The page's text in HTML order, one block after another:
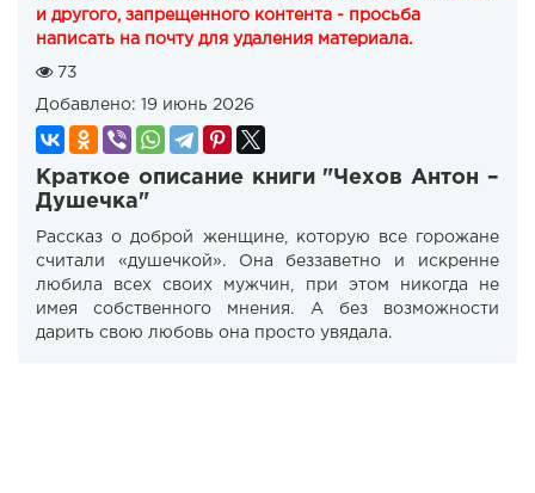
и другого, запрещенного контента - просьба
написать на почту для удаления материала.
73
Добавлено: 19 июнь 2026
Краткое описание книги "Чехов Антон –
Душечка"
Рассказ о доброй женщине, которую все горожане
считали «душечкой». Она беззаветно и искренне
любила всех своих мужчин, при этом никогда не
имея собственного мнения. А без возможности
дарить свою любовь она просто увядала.